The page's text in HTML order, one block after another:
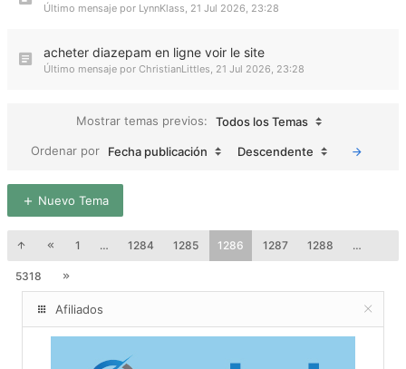
Último mensaje por LynnKlass, 21 Jul 2026, 23:28
acheter diazepam en ligne voir le site
Último mensaje por ChristianLittles, 21 Jul 2026, 23:28
Mostrar temas previos:
Todos los Temas
Ordenar por
Fecha publicación Descendente
Nuevo Tema
1 … 1284 1285 1286 1287 1288 …
5318
Afiliados